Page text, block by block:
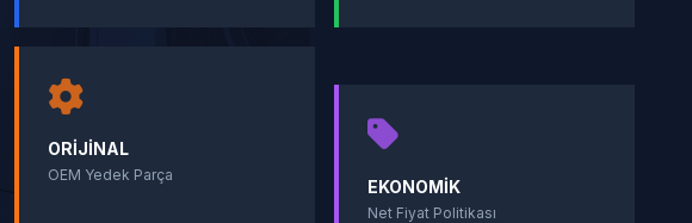
ORIJINAL
OEM Yedek Parça
EKONOMIK
Net Fiyat Politikası